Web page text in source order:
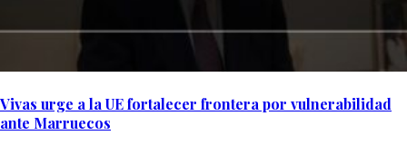
Vivas urge a la UE fortalecer frontera por vulnerabilidad
ante Marruecos